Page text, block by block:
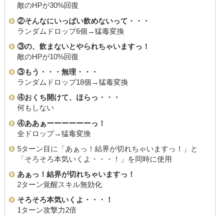
敵のHPが30%回復
②そんなにいっぱい飲めないって・・・
ランダムドロップ6個→猛毒変換
③の、飲まないとやられちゃいますっ！
敵のHPが10%回復
③もう・・・無理・・・
ランダムドロップ18個→猛毒変換
④おくち開けて、ほらっ・・・
何もしない
④ああぁーーーーーーっ！
全ドロップ→猛毒変換
5ターン目に「あぁっ！結界が切れちゃいますっ！」と
「そろそろ本気いくよ・・・！」を同時に使用
あぁっ！結界が切れちゃいますっ！
2ターン覚醒スキル無効化
そろそろ本気いくよ・・・！
1ターン攻撃力2倍